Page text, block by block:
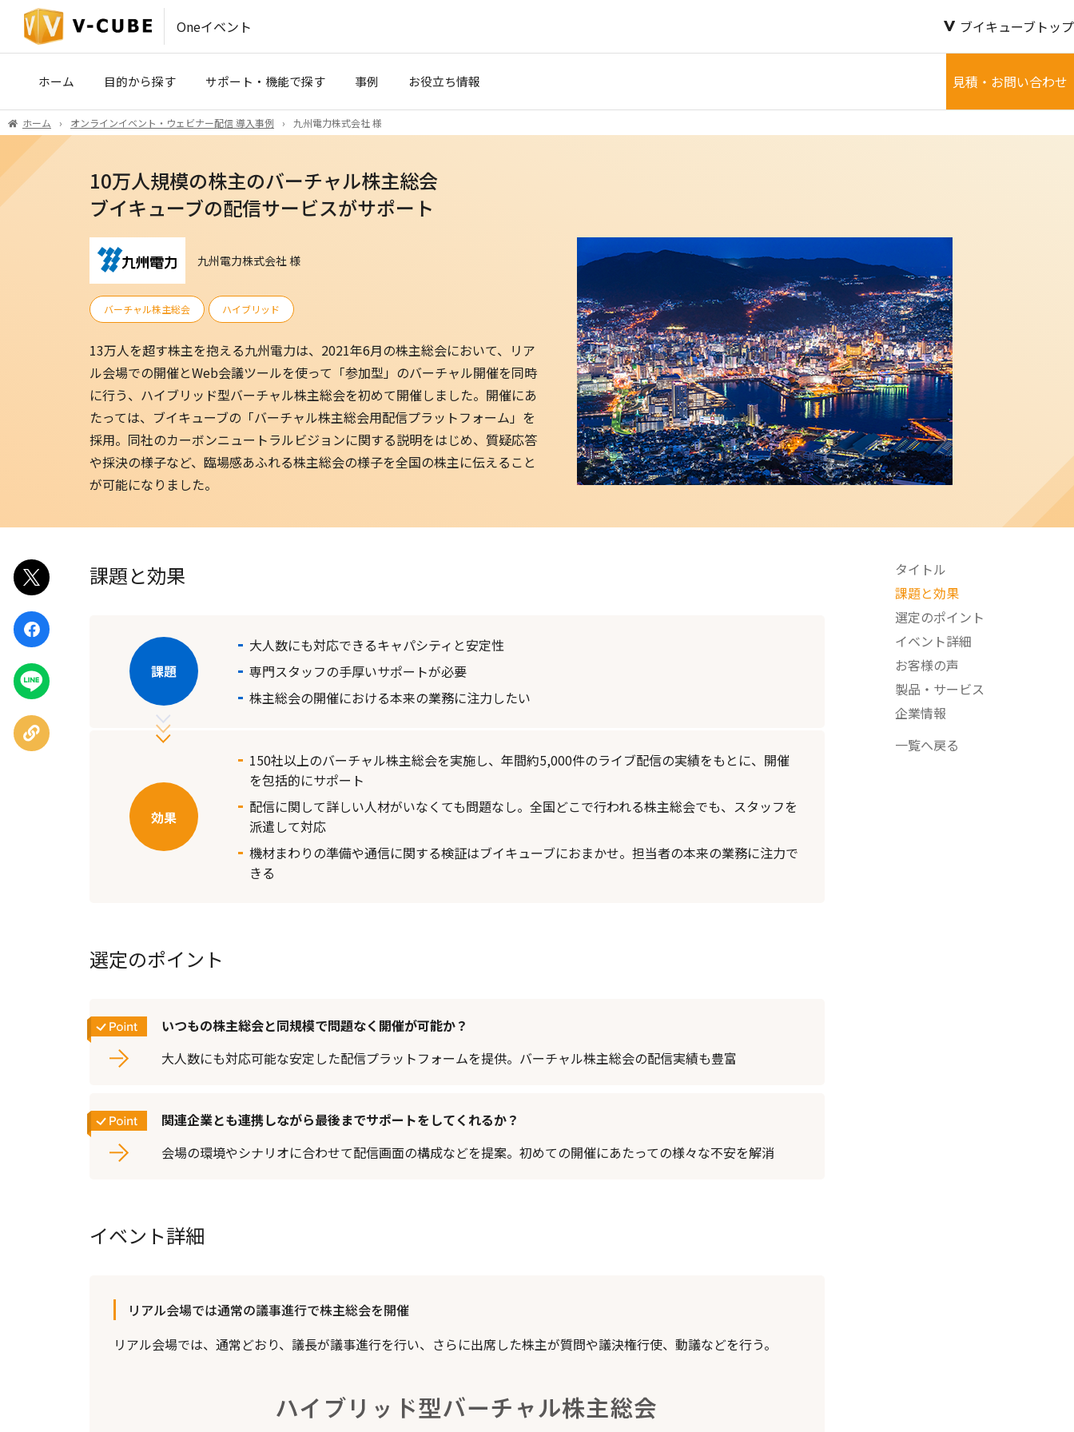
Oneイベント ブイキューブトップ
ホーム 目的から探す
IR・SRコミュニケーション
医療・製薬・学術イベント
サポート・機能で探す
PLATINUM STUDIO（東京）
ROYAL STUDIO（大阪）
VCP
V-CUBE セミナー
EventIn
Zoom ウェビナー
事例 お役立ち情報 見積・お問い合わせ
ホーム オンラインイベント・ウェビナー配信 導入事例 九州電力株式会社 様
10万人規模の株主のバーチャル株主総会
ブイキューブの配信サービスがサポート
九州電力株式会社 様
バーチャル株主総会 ハイブリッド
13万人を超す株主を抱える九州電力は、2021年6月の株主総会において、リア
ル会場での開催とWeb会議ツールを使って「参加型」のバーチャル開催を同時
に行う、ハイブリッド型バーチャル株主総会を初めて開催しました。開催にあ
たっては、ブイキューブの「バーチャル株主総会用配信プラットフォーム」を
採用。同社のカーボンニュートラルビジョンに関する説明をはじめ、質疑応答
や採決の様子など、臨場感あふれる株主総会の様子を全国の株主に伝えること
が可能になりました。
ポスト
シェア
LINEで
送る
URLを
コピー
課題と効果
大人数にも対応できるキャパシティと安定性
専門スタッフの手厚いサポートが必要
株主総会の開催における本来の業務に注力したい
150社以上のバーチャル株主総会を実施し、年間約5,000件のライブ配信の実績をもとに、開催
を包括的にサポート
配信に関して詳しい人材がいなくても問題なし。全国どこで行われる株主総会でも、スタッフを
派遣して対応
機材まわりの準備や通信に関する検証はブイキューブにおまかせ。担当者の本来の業務に注力で
きる
選定のポイント
いつもの株主総会と同規模で問題なく開催が可能か？
大人数にも対応可能な安定した配信プラットフォームを提供。バーチャル株主総会の配信実績も豊富
関連企業とも連携しながら最後までサポートをしてくれるか？
会場の環境やシナリオに合わせて配信画面の構成などを提案。初めての開催にあたっての様々な不安を解消
イベント詳細
リアル会場では通常の議事進行で株主総会を開催
リアル会場では、通常どおり、議長が議事進行を行い、さらに出席した株主が質問や議決権行使、動議などを行う。
タイトル
課題と効果
選定のポイント
イベント詳細
お客様の声
製品・サービス
企業情報
一覧へ戻る